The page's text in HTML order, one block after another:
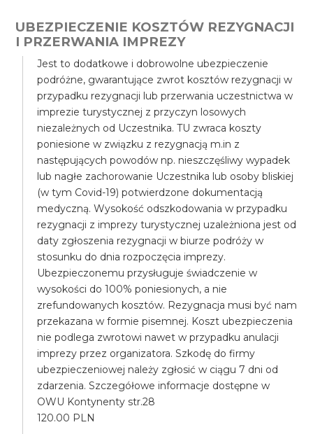
UBEZPIECZENIE KOSZTÓW REZYGNACJI
I PRZERWANIA IMPREZY
Jest to dodatkowe i dobrowolne ubezpieczenie
podróżne, gwarantujące zwrot kosztów rezygnacji w
przypadku rezygnacji lub przerwania uczestnictwa w
imprezie turystycznej z przyczyn losowych
niezależnych od Uczestnika. TU zwraca koszty
poniesione w związku z rezygnacją m.in z
następujących powodów np. nieszczęśliwy wypadek
lub nagłe zachorowanie Uczestnika lub osoby bliskiej
(w tym Covid-19) potwierdzone dokumentacją
medyczną. Wysokość odszkodowania w przypadku
rezygnacji z imprezy turystycznej uzależniona jest od
daty zgłoszenia rezygnacji w biurze podróży w
stosunku do dnia rozpoczęcia imprezy.
Ubezpieczonemu przysługuje świadczenie w
wysokości do 100% poniesionych, a nie
zrefundowanych kosztów. Rezygnacja musi być nam
przekazana w formie pisemnej. Koszt ubezpieczenia
nie podlega zwrotowi nawet w przypadku anulacji
imprezy przez organizatora. Szkodę do firmy
ubezpieczeniowej należy zgłosić w ciągu 7 dni od
zdarzenia. Szczegółowe informacje dostępne w
OWU Kontynenty str.28
120.00 PLN